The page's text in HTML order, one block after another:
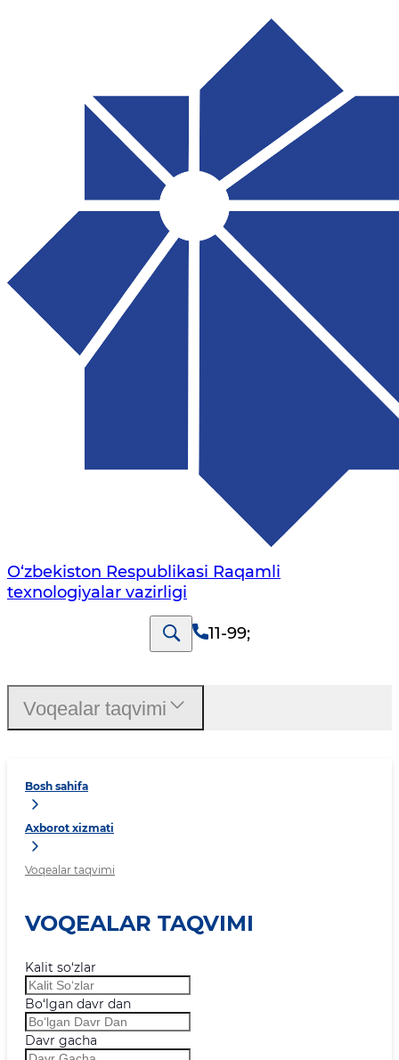
O‘zbekiston Respublikasi Raqamli
texnologiyalar vazirligi
11-99;
Bosh sahifa
Axborot xizmati
Voqealar taqvimi
VOQEALAR TAQVIMI
Kalit so‘zlar
Bo‘lgan davr dan
Davr gacha
Voqealar taqvimi